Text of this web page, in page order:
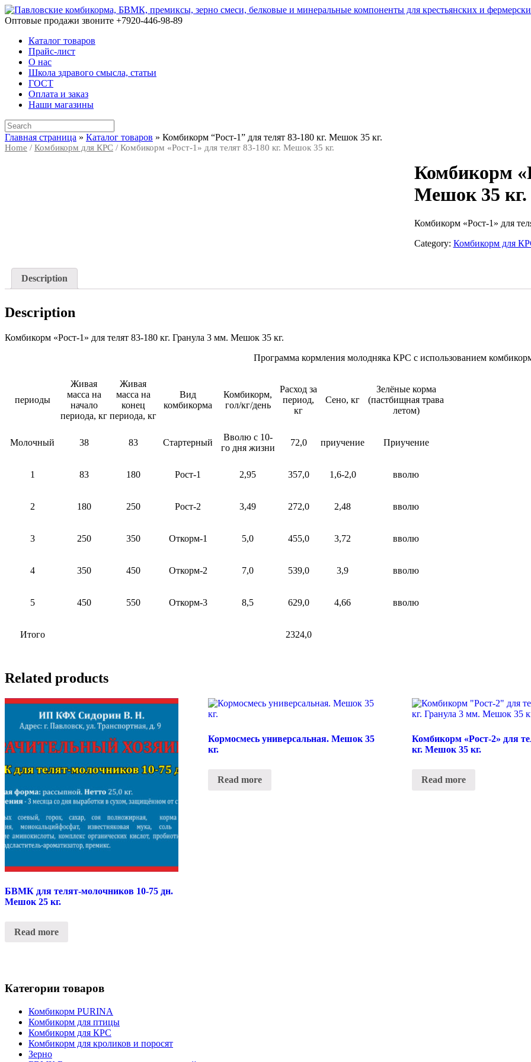
Skip
to
Оптовые продажи звоните +7920-446-98-89
Каталог товаров
Прайс-лист
О нас
Школа здравого смысла, статьи
ГОСТ
Оплата и заказ
Наши магазины
Search
for:
Главная страница » Каталог товаров » Комбикорм “Рост-1” для телят 83-180 кг. Мешок 35 кг.
Home / Комбикорм для КРС / Комбикорм «Рост-1» для телят 83-180 кг. Мешок 35 кг.
Комбикорм
Мешок 35 кг.
Комбикорм «Рост-1» для
Category: Комбикорм для
Description
Description
Комбикорм «Рост-1» для телят 83-180 кг. Гранула 3 мм. Мешок 35 кг.
Программа кормления молодняка КРС с использованием
периоды
Живая
масса на
начало
периода, кг
Живая
масса на
конец
периода, кг
Вид
комбикорма
Комбикорм,
гол/кг/день
Расход за
период,
кг
Сено, кг
Зелёные корма
(пастбищная трава
летом)
Молочный 38 83 Стартерный
Вволю с 10-
го дня жизни
72,0 приучение Приучение
1 83 180 Рост-1 2,95 357,0 1,6-2,0 вволю
2 180 250 Рост-2 3,49 272,0 2,48 вволю
3 250 350 Откорм-1 5,0 455,0 3,72 вволю
4 350 450 Откорм-2 7,0 539,0 3,9 вволю
5 450 550 Откорм-3 8,5 629,0 4,66 вволю
Итого 2324,0
Related products
БВМК для телят-молочников 10-75 дн.
Мешок 25 кг.
Read more
Кормосмесь универсальная. Мешок 35
кг.
Read more
Комбикорм «Рост-2» для
кг. Мешок 35 кг.
Read more
Категории товаров
Комбикорм PURINA
Комбикорм для птицы
Комбикорм для КРС
Комбикорм для кроликов и поросят
Зерно